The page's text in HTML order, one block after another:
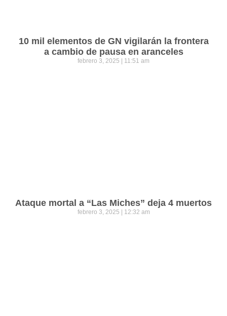
10 mil elementos de GN vigilarán la frontera
a cambio de pausa en aranceles
febrero 3, 2025 11:51 am
Ataque mortal a “Las Miches” deja 4 muertos
febrero 3, 2025 12:32 am